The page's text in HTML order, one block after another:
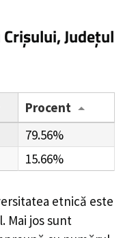
Județul
Procent
79.56%
15.66%
etnică este
Mai jos sunt